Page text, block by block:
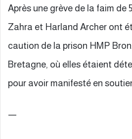
Après une grève de la faim de
Zahra et Harland Archer ont
caution de la prison HMP
Bretagne, où elles étaient
pour avoir manifesté en
—